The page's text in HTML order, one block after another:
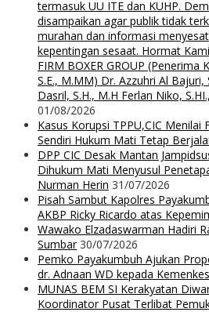
termasuk UU ITE dan KUHP.
disampaikan agar publik tidak
murahan dan informasi
kepentingan sesaat. Hormat
FIRM BOXER GROUP (Penerima
S.E., M.MM) Dr. Azzuhri Al Bajuri,
Dasril, S.H., M.H Ferlan Niko,
01/08/2026
Kasus Korupsi TPPU,CIC Menilai
Sendiri Hukum Mati Tetap
DPP CIC Desak Mantan
Dihukum Mati Menyusul
Nurman Herin 31/07/2026
Pisah Sambut Kapolres
AKBP Ricky Ricardo atas
Wawako Elzadaswarman Hadiri
Sumbar 30/07/2026
Pemko Payakumbuh Ajukan
dr. Adnaan WD kepada Kemenkes
MUNAS BEM SI Kerakyatan
Koordinator Pusat Terlibat